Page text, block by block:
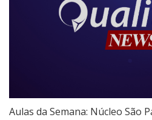
Aulas da Semana: Núcleo São